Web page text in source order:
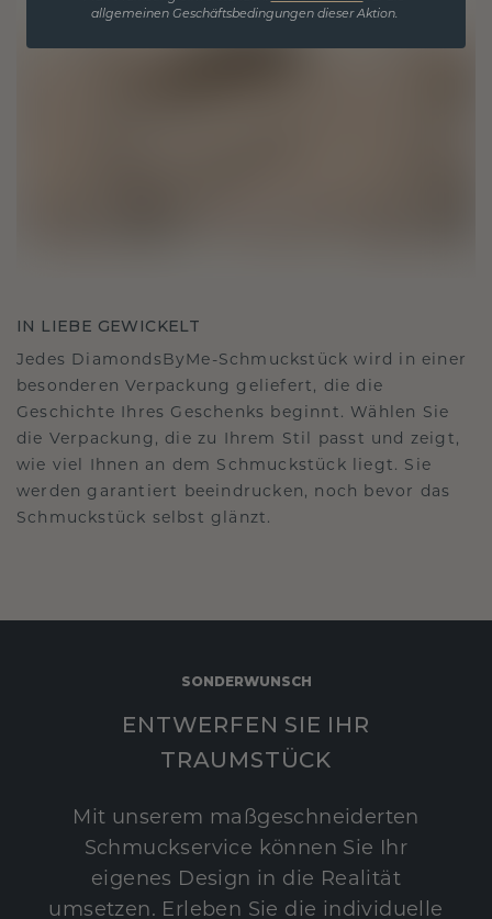
IN LIEBE GEWICKELT
Jedes DiamondsByMe-Schmuckstück wird in einer
besonderen Verpackung geliefert, die die
Geschichte Ihres Geschenks beginnt. Wählen Sie
die Verpackung, die zu Ihrem Stil passt und zeigt,
wie viel Ihnen an dem Schmuckstück liegt. Sie
werden garantiert beeindrucken, noch bevor das
Schmuckstück selbst glänzt.
SONDERWUNSCH
ENTWERFEN SIE IHR
TRAUMSTÜCK
Mit unserem maßgeschneiderten
Schmuckservice können Sie Ihr
eigenes Design in die Realität
umsetzen. Erleben Sie die individuelle
allgemeinen Geschäftsbedingungen dieser Aktion.